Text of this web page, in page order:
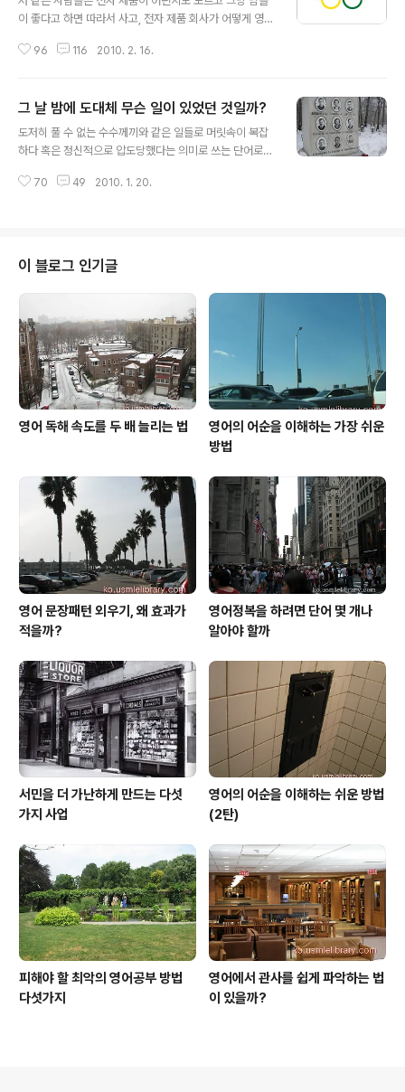
이 좋다고 하면 따라서 사고, 전자 제품 회사가 어떻게 영업
이기에 시장의 상황이랄지 전망이라는 것도 사실 피상적일
이 꽤 있어서 걱정이 됩니다. 첫 번째 뉴스. 김용철 변호사
라는 분이 쓰신 라는 책이 최근 출간되었습니다. 이 책이 나
온다는 뉴스는 언뜻 보았지만 관심이 없었기에 그냥 지나
아닌 이 책을 펴낸 사회평론이라는 출판사에서 책 광고를
96 116 2010. 2. 16.
그 날 밤에 도대체 무슨 일이 있었던 것일까?
도저히 풀 수 없는 수수께끼와 같은 일들로 머릿속이 복잡
하다 혹은 정신적으로 압도당했다는 의미로 쓰는 단어로서
-boggling한 사건이라면 피라미드와 같은 고대의 미스터
정초부터 이런 이야기를 해도 될지 모르겠다는 생각이 들
었습니다만 저에게 최근 가장 ‘mind-boggling’ 했던 것
이 바로 지금 소개 드리는 이 이야기입니다. 이 이야기는 전
형적인 음모론과 과학적인 추리를 오가는 이야기이지만 워
낙 에 충격적이고 비극적인 실화인지라 쉽게 흥미거리로가
되고 말기에는 ..
70 49 2010. 1. 20.
이 블로그 인기글
영어 독해 속도를 두 배 늘리는 법
영어의 어순을 이해하는 가장 쉬운
방법
영어 문장패턴 외우기, 왜 효과가
적을까?
영어정복을 하려면 단어 몇 개나
알아야 할까
서민을 더 가난하게 만드는 다섯
가지 사업
영어의 어순을 이해하는 쉬운 방법
(2탄)
피해야 할 최악의 영어공부 방법
다섯가지
영어에서 관사를 쉽게 파악하는 법
이 있을까?